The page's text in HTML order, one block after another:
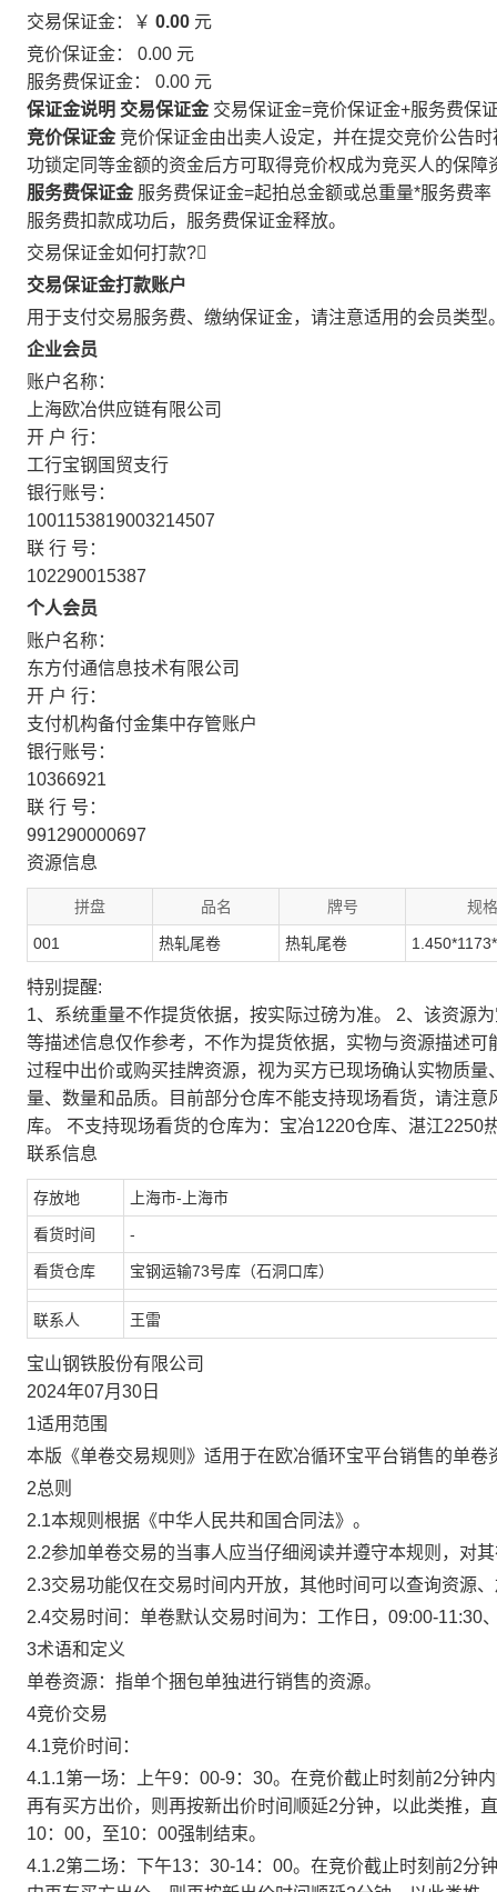
交易保证金：￥ 0.00 元
竞价保证金： 0.00 元
服务费保证金： 0.00 元
保证金说明 交易保证金 交易保证金=竞价保证金+服务费保
竞价保证金 竞价保证金由出卖人设定，并在提交竞价公告
功锁定同等金额的资金后方可取得竞价权成为竞买人的保障
服务费保证金 服务费保证金=起拍总金额或总重量*服务费率
服务费扣款成功后，服务费保证金释放。
交易保证金如何打款?
交易保证金打款账户
用于支付交易服务费、缴纳保证金，请注意适用的会员类型
企业会员
账户名称：
上海欧冶供应链有限公司
开 户 行：
工行宝钢国贸支行
银行账号：
1001153819003214507
联 行 号：
102290015387
个人会员
账户名称：
东方付通信息技术有限公司
开 户 行：
支付机构备付金集中存管账户
银行账号：
10366921
联 行 号：
991290000697
资源信息
拼盘 品名 牌号 规格
001 热轧尾卷 热轧尾卷
特别提醒:
1、系统重量不作提货依据，按实际过磅为准。 2、该资源
等描述信息仅作参考，不作为提货依据，实物与资源描述
过程中出价或购买挂牌资源，视为买方已现场确认实物质
量、数量和品质。目前部分仓库不能支持现场看货，请注
库。 不支持现场看货的仓库为：宝冶1220仓库、湛江2250
联系信息
存放地 上海市-上海市
看货时间 -
看货仓库 宝钢运输73号库（石洞口库）
联系人 王雷
宝山钢铁股份有限公司
2024年07月30日
1适用范围
本版《单卷交易规则》适用于在欧冶循环宝平台销售的单卷
2总则
2.1本规则根据《中华人民共和国合同法》。
2.2参加单卷交易的当事人应当仔细阅读并遵守本规则，对
2.3交易功能仅在交易时间内开放，其他时间可以查询资源
2.4交易时间：单卷默认交易时间为：工作日，09:00-11:30
3术语和定义
单卷资源：指单个捆包单独进行销售的资源。
4竞价交易
4.1竞价时间：
4.1.1第一场：上午9：00-9：30。在竞价截止时刻前2分钟
再有买方出价，则再按新出价时间顺延2分钟，以此类推，
10：00，至10：00强制结束。
4.1.2第二场：下午13：30-14：00。在竞价截止时刻前2分